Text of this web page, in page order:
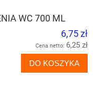
WC 700 ML
6,75 zł
Cena netto: 6,25 zł
DO KOSZYKA